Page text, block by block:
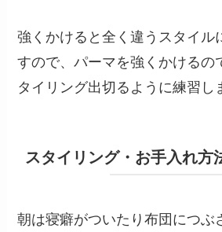
強くかけると全く違うスタイル
すので、パーマを強くかけるの
タイリング出切るように練習し
スタイリング・お手入れ方
朝は寝癖がついたり布団につぶ